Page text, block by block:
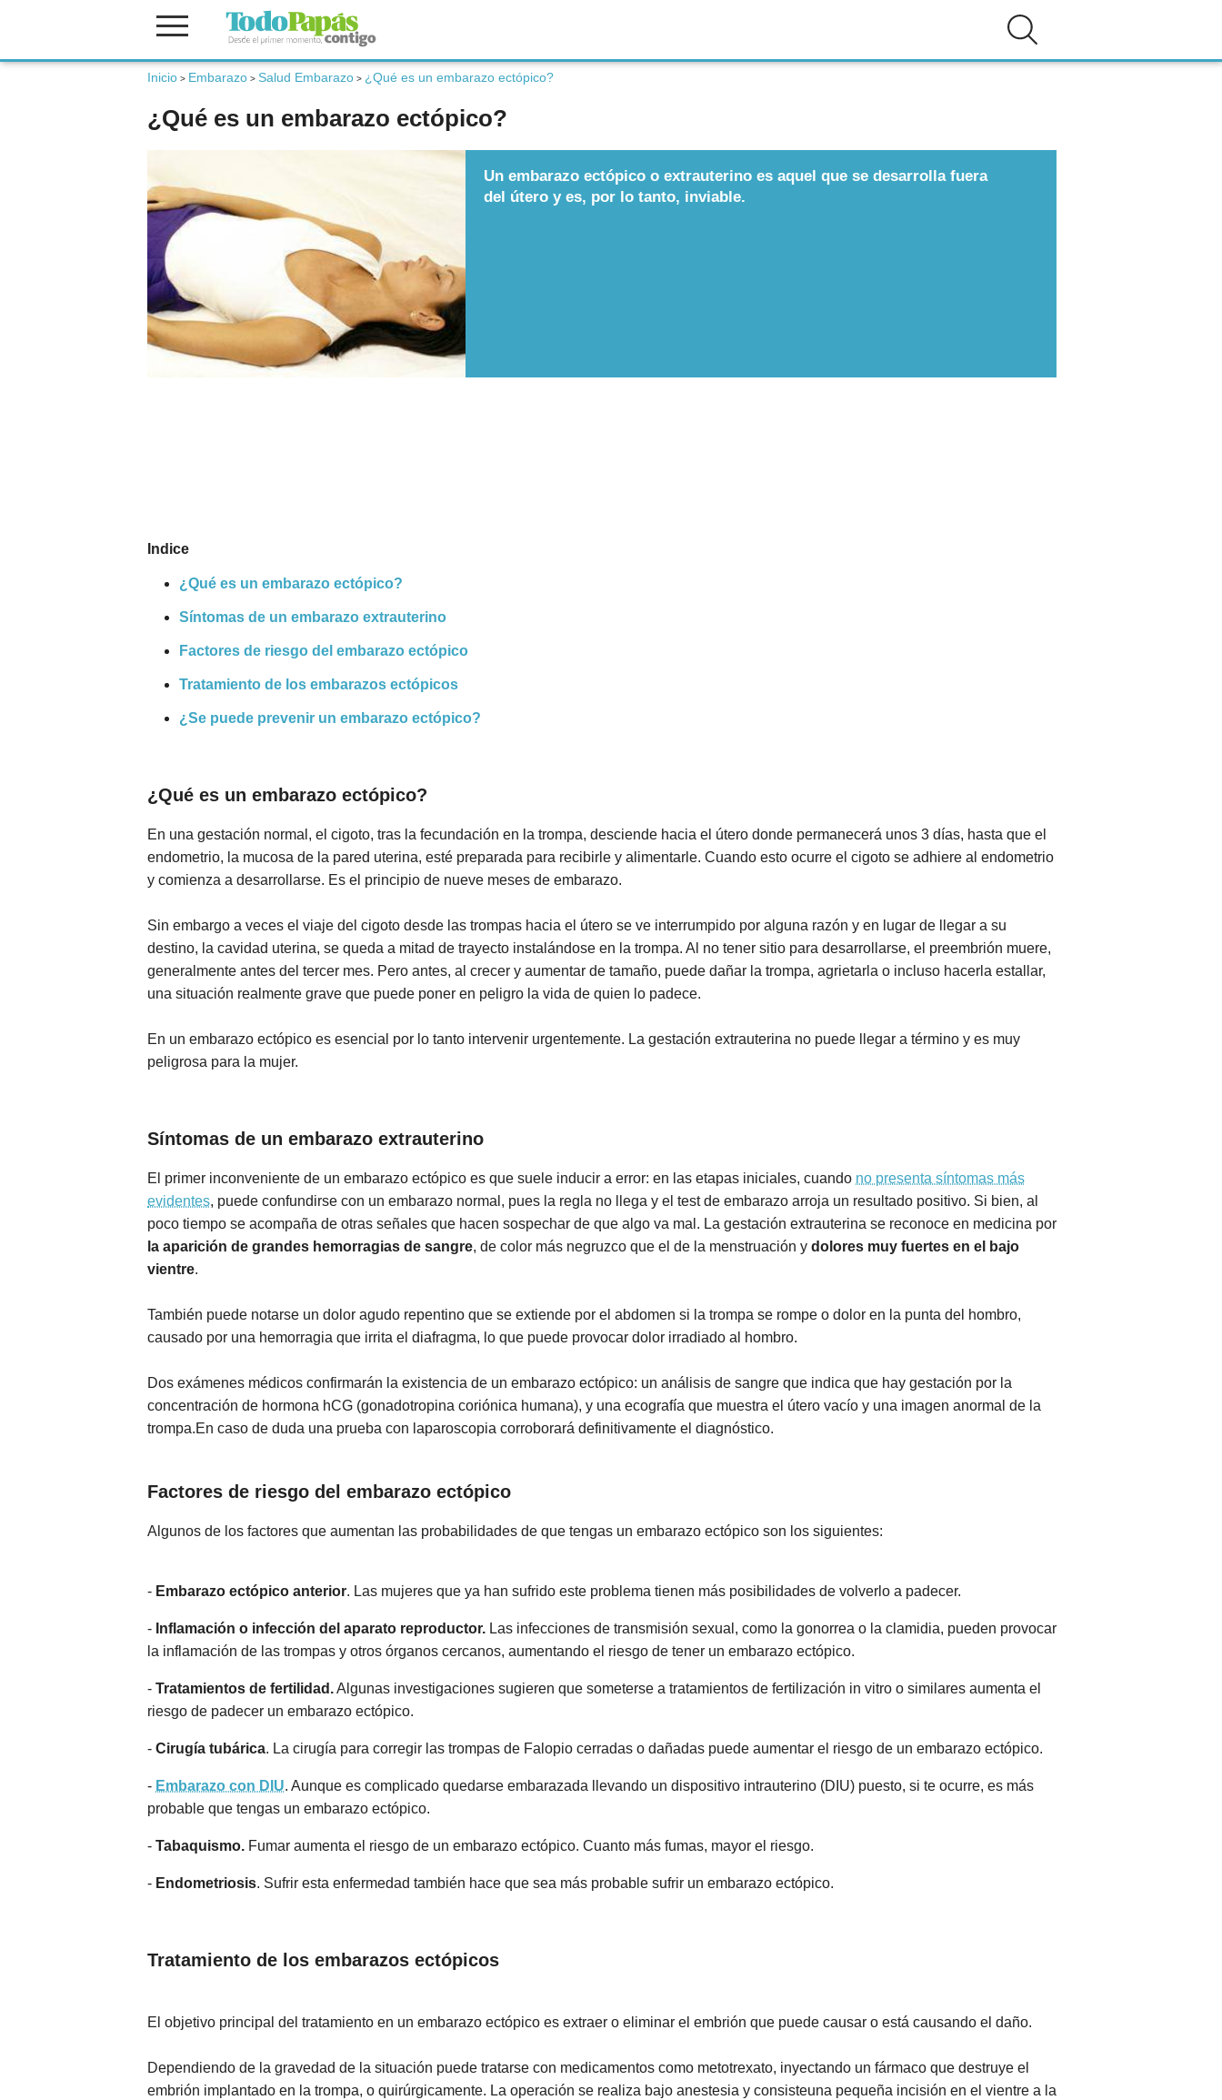
Inicio > Embarazo > Salud Embarazo > ¿Qué es un embarazo ectópico?
¿Qué es un embarazo ectópico?
Un embarazo ectópico o extrauterino es aquel que se desarrolla fuera
del útero y es, por lo tanto, inviable.
Indice
¿Qué es un embarazo ectópico?
Síntomas de un embarazo extrauterino
Factores de riesgo del embarazo ectópico
Tratamiento de los embarazos ectópicos
¿Se puede prevenir un embarazo ectópico?
¿Qué es un embarazo ectópico?
En una gestación normal, el cigoto, tras la fecundación en la trompa, desciende hacia el útero donde permanecerá unos 3 días, hasta que el
endometrio, la mucosa de la pared uterina, esté preparada para recibirle y alimentarle. Cuando esto ocurre el cigoto se adhiere al endometrio
y comienza a desarrollarse. Es el principio de nueve meses de embarazo.
Sin embargo a veces el viaje del cigoto desde las trompas hacia el útero se ve interrumpido por alguna razón y en lugar de llegar a su
destino, la cavidad uterina, se queda a mitad de trayecto instalándose en la trompa. Al no tener sitio para desarrollarse, el preembrión muere,
generalmente antes del tercer mes. Pero antes, al crecer y aumentar de tamaño, puede dañar la trompa, agrietarla o incluso hacerla estallar,
una situación realmente grave que puede poner en peligro la vida de quien lo padece.
En un embarazo ectópico es esencial por lo tanto intervenir urgentemente. La gestación extrauterina no puede llegar a término y es muy
peligrosa para la mujer.
Síntomas de un embarazo extrauterino
El primer inconveniente de un embarazo ectópico es que suele inducir a error: en las etapas iniciales, cuando no presenta síntomas más
evidentes, puede confundirse con un embarazo normal, pues la regla no llega y el test de embarazo arroja un resultado positivo. Si bien, al
poco tiempo se acompaña de otras señales que hacen sospechar de que algo va mal. La gestación extrauterina se reconoce en medicina por
la aparición de grandes hemorragias de sangre, de color más negruzco que el de la menstruación y dolores muy fuertes en el bajo
vientre.
También puede notarse un dolor agudo repentino que se extiende por el abdomen si la trompa se rompe o dolor en la punta del hombro,
causado por una hemorragia que irrita el diafragma, lo que puede provocar dolor irradiado al hombro.
Dos exámenes médicos confirmarán la existencia de un embarazo ectópico: un análisis de sangre que indica que hay gestación por la
concentración de hormona hCG (gonadotropina coriónica humana), y una ecografía que muestra el útero vacío y una imagen anormal de la
trompa.En caso de duda una prueba con laparoscopia corroborará definitivamente el diagnóstico.
Factores de riesgo del embarazo ectópico
Algunos de los factores que aumentan las probabilidades de que tengas un embarazo ectópico son los siguientes:
- Embarazo ectópico anterior. Las mujeres que ya han sufrido este problema tienen más posibilidades de volverlo a padecer.
- Inflamación o infección del aparato reproductor. Las infecciones de transmisión sexual, como la gonorrea o la clamidia, pueden provocar
la inflamación de las trompas y otros órganos cercanos, aumentando el riesgo de tener un embarazo ectópico.
- Tratamientos de fertilidad.Algunas investigaciones sugieren que someterse a tratamientos de fertilización in vitro o similares aumenta el
riesgo de padecer un embarazo ectópico.
- Cirugía tubárica. La cirugía para corregir las trompas de Falopio cerradas o dañadas puede aumentar el riesgo de un embarazo ectópico.
- Embarazo con DIU. Aunque es complicado quedarse embarazada llevando un dispositivo intrauterino (DIU) puesto, si te ocurre, es más
probable que tengas un embarazo ectópico.
- Tabaquismo. Fumar aumenta el riesgo de un embarazo ectópico. Cuanto más fumas, mayor el riesgo.
- Endometriosis. Sufrir esta enfermedad también hace que sea más probable sufrir un embarazo ectópico.
Tratamiento de los embarazos ectópicos
El objetivo principal del tratamiento en un embarazo ectópico es extraer o eliminar el embrión que puede causar o está causando el daño.
Dependiendo de la gravedad de la situación puede tratarse con medicamentos como metotrexato, inyectando un fármaco que destruye el
embrión implantado en la trompa, o quirúrgicamente. La operación se realiza bajo anestesia y consisteuna pequeña incisión en el vientre a la